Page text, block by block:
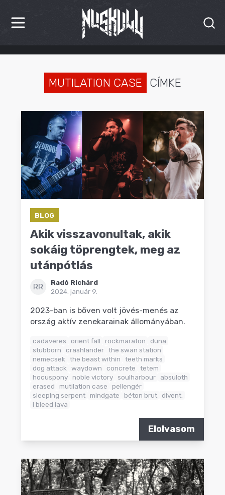
HÍREK
KRITIKÁK
INTERJÚK
PREMIEREK
KULT
MÁSVILÁG
BLOG
MUTILATION CASE CÍMKE
BLOG
Akik visszavonultak, akik
sokáig töprengtek, meg az
utánpótlás
RR
Radó Richárd
2024. január 9.
2023-ban is bőven volt jövés-menés az
ország aktív zenekarainak állományában.
cadaveres orient fall rockmaraton
duna
stubborn
crashlander the swan station
nemecsek the beast within
teeth marks
dog attack waydown concrete
tetem
hocuspony noble victory soulharbour
absuloth
erased
mutilation case
pellengér
sleeping serpent mindgate béton brut
divent.
i bleed lava
Elolvasom